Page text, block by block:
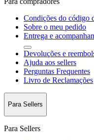
Condições do código
Sobre o meu pedido
Entrega e
Devoluções e
Ajuda aos sellers
Perguntas Frequentes
Livro de Reclamações
Para Sellers
Para Sellers